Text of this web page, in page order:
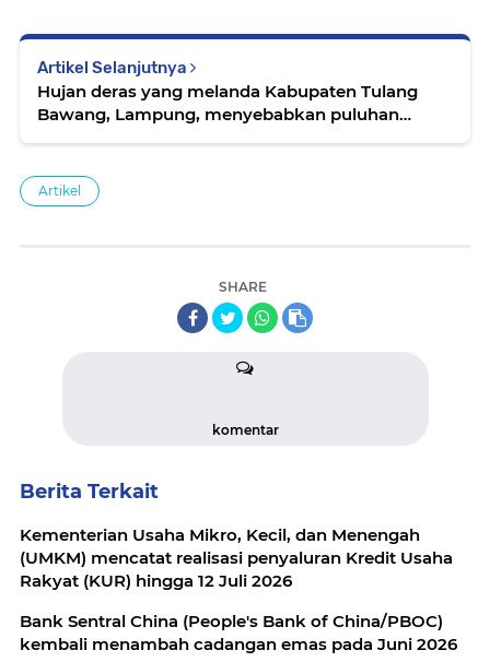
Artikel Selanjutnya
Hujan deras yang melanda Kabupaten Tulang
Bawang, Lampung, menyebabkan puluhan
Artikel
SHARE
komentar
Berita Terkait
Kementerian Usaha Mikro, Kecil, dan Menengah
(UMKM) mencatat realisasi penyaluran Kredit Usaha
Rakyat (KUR) hingga 12 Juli 2026
Bank Sentral China (People's Bank of China/PBOC)
kembali menambah cadangan emas pada Juni 2026